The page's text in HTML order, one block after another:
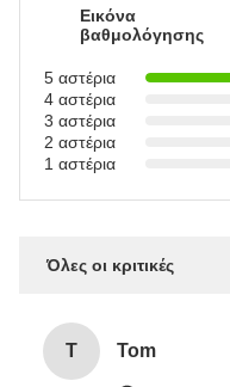
Εικόνα
βαθμολόγησης
5 αστέρια
4 αστέρια
3 αστέρια
2 αστέρια
1 αστέρια
Όλες οι κριτικές
T Tom